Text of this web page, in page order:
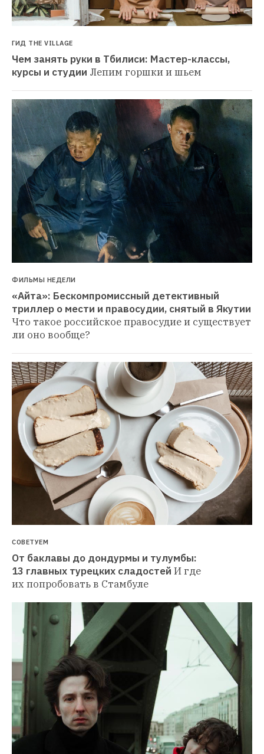
ГИД THE VILLAGE
Чем занять руки в Тбилиси: Мастер-классы,
курсы и студии Лепим горшки и шьем
ФИЛЬМЫ НЕДЕЛИ
«Айта»: Бескомпромиссный детективный
триллер о мести и правосудии, снятый в Якутии
Что такое российское правосудие и существует
ли оно вообще?
СОВЕТУЕМ
От баклавы до дондурмы и тулумбы:
13 главных турецких сладостей И где
их попробовать в Стамбуле